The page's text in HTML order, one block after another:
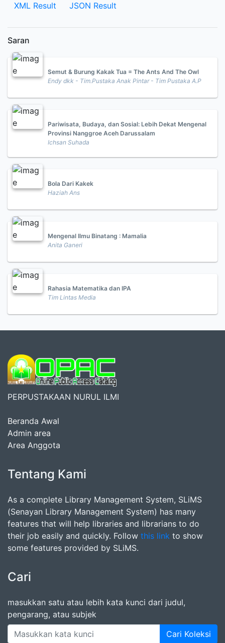
XML Result JSON Result
Saran
Semut & Burung Kakak Tua = The Ants And The Owl
Endy dkk - Tim.Pustaka Anak Pintar - Tim Pustaka A.P
Pariwisata, Budaya, dan Sosial: Lebih Dekat Mengenal
Provinsi Nanggroe Aceh Darussalam
Ichsan Suhada
Bola Dari Kakek
Haziah Ans
Mengenal Ilmu Binatang : Mamalia
Anita Ganeri
Rahasia Matematika dan IPA
Tim Lintas Media
PERPUSTAKAAN NURUL ILMI
Beranda Awal
Admin area
Area Anggota
Tentang Kami
As a complete Library Management System, SLiMS
(Senayan Library Management System) has many
features that will help libraries and librarians to do
their job easily and quickly. Follow this link to show
some features provided by SLiMS.
Cari
masukkan satu atau lebih kata kunci dari judul,
pengarang, atau subjek
Cari Koleksi